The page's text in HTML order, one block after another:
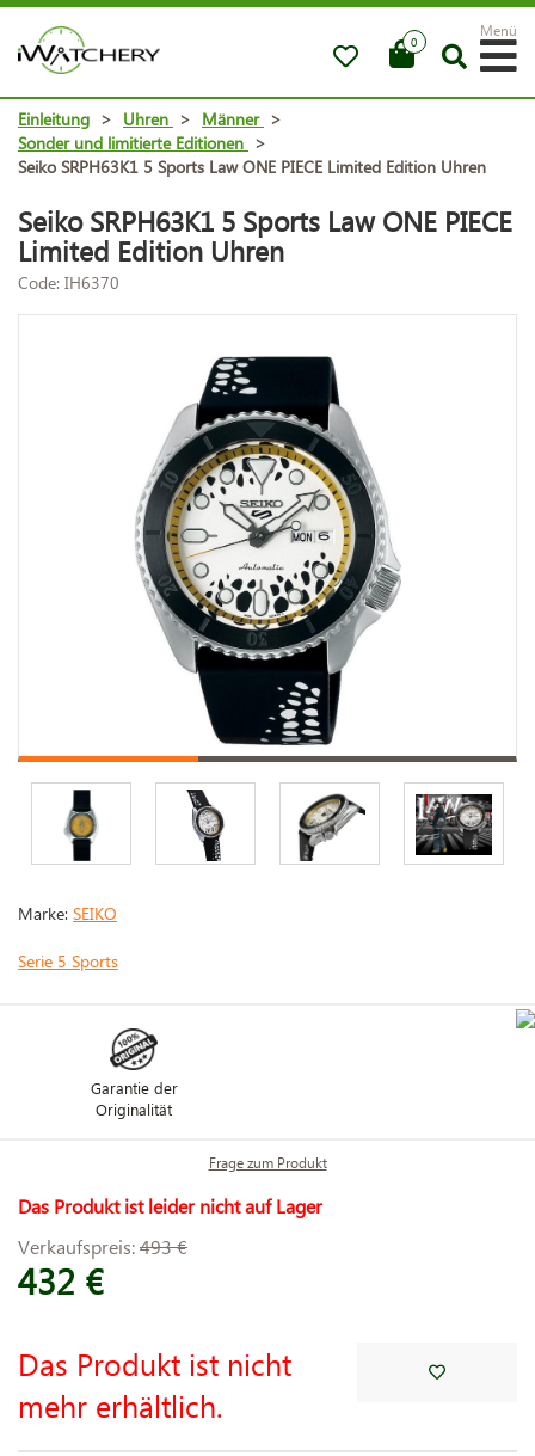
0
Menü
Einleitung > Uhren > Männer >
Sonder und limitierte Editionen >
Seiko SRPH63K1 5 Sports Law ONE PIECE Limited Edition Uhren
Seiko SRPH63K1 5 Sports Law ONE PIECE
Limited Edition Uhren
Code: IH6370
Marke: SEIKO
Serie 5 Sports
Garantie der
Originalität
Frage zum Produkt
Das Produkt ist leider nicht auf Lager
Verkaufspreis:493 €
432 €
Das Produkt ist nicht
mehr erhältlich.